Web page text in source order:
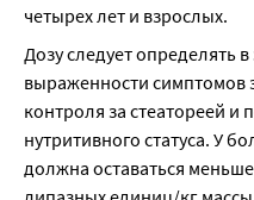
четырех лет и взрослых.
Дозу следует определять
выраженности симптомов
контроля за стеатореей
нутритивного статуса. У
должна оставаться